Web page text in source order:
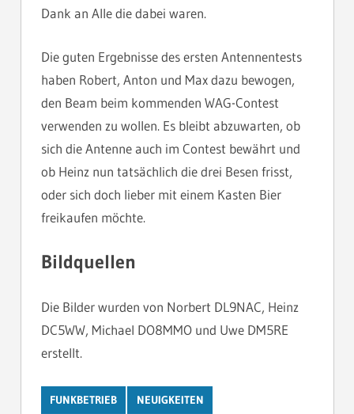
Dank an Alle die dabei waren.
Die guten Ergebnisse des ersten Antennentests
haben Robert, Anton und Max dazu bewogen,
den Beam beim kommenden WAG-Contest
verwenden zu wollen. Es bleibt abzuwarten, ob
sich die Antenne auch im Contest bewährt und
ob Heinz nun tatsächlich die drei Besen frisst,
oder sich doch lieber mit einem Kasten Bier
freikaufen möchte.
Bildquellen
Die Bilder wurden von Norbert DL9NAC, Heinz
DC5WW, Michael DO8MMO und Uwe DM5RE
erstellt.
FUNKBETRIEB NEUIGKEITEN